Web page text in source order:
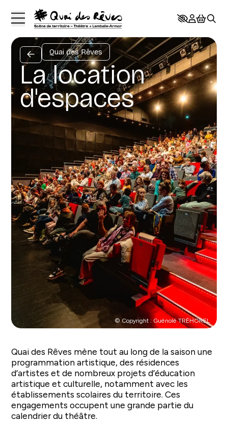
© Copyright : Guénolé TRÉHOREL
Quai des Rêves
La location
d'espaces
Quai des Rêves mène tout au long de la saison une
programmation artistique, des résidences
d’artistes et de nombreux projets d’éducation
artistique et culturelle, notamment avec les
établissements scolaires du territoire. Ces
engagements occupent une grande partie du
calendrier du théâtre.